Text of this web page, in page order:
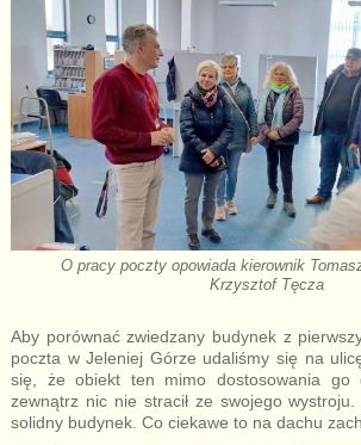
O pracy poczty opowiada kierownik
Krzysztof Tęcza
Aby porównać zwiedzany budynek z
poczta w Jeleniej Górze udaliśmy się na
się, że obiekt ten mimo dostosowania go
zewnątrz nic nie stracił ze swojego
solidny budynek. Co ciekawe to na dachu